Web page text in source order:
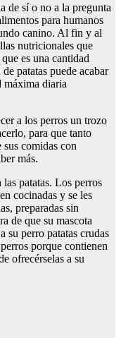
de sí o no a la pregunta
para humanos
canino. Al fin y al
nutricionales que
es una cantidad
patatas puede acabar
máxima diaria
a los perros un trozo
para que tanto
sus comidas con
más.
las patatas. Los perros
cocinadas y se les
preparadas sin
de que su mascota
su perro patatas crudas
porque contienen
ofrecérselas a su